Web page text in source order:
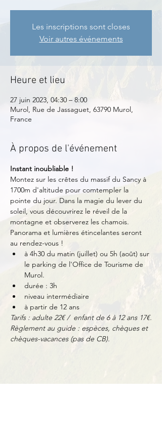
Les inscriptions sont closes
Voir autres événements
Heure et lieu
27 juin 2023, 04:30 – 8:00
Murol, Rue de Jassaguet, 63790 Murol,
France
À propos de l'événement
Instant inoubliable !
Montez sur les crêtes du massif du Sancy à
1700m d'altitude pour comtempler la
pointe du jour. Dans la magie du lever du
soleil, vous découvrirez le réveil de la
montagne et observerez les chamois.
Panorama et lumières étincelantes seront
au rendez-vous !
à 4h30 du matin (juillet) ou 5h (août) sur
le parking de l'Office de Tourisme de
Murol.
durée : 3h
niveau intermédiaire
à partir de 12 ans
Tarifs : adulte 22€ /  enfant de 6 à 12 ans 17€.
Règlement au guide : espèces, chèques et
chèques-vacances (pas de CB).